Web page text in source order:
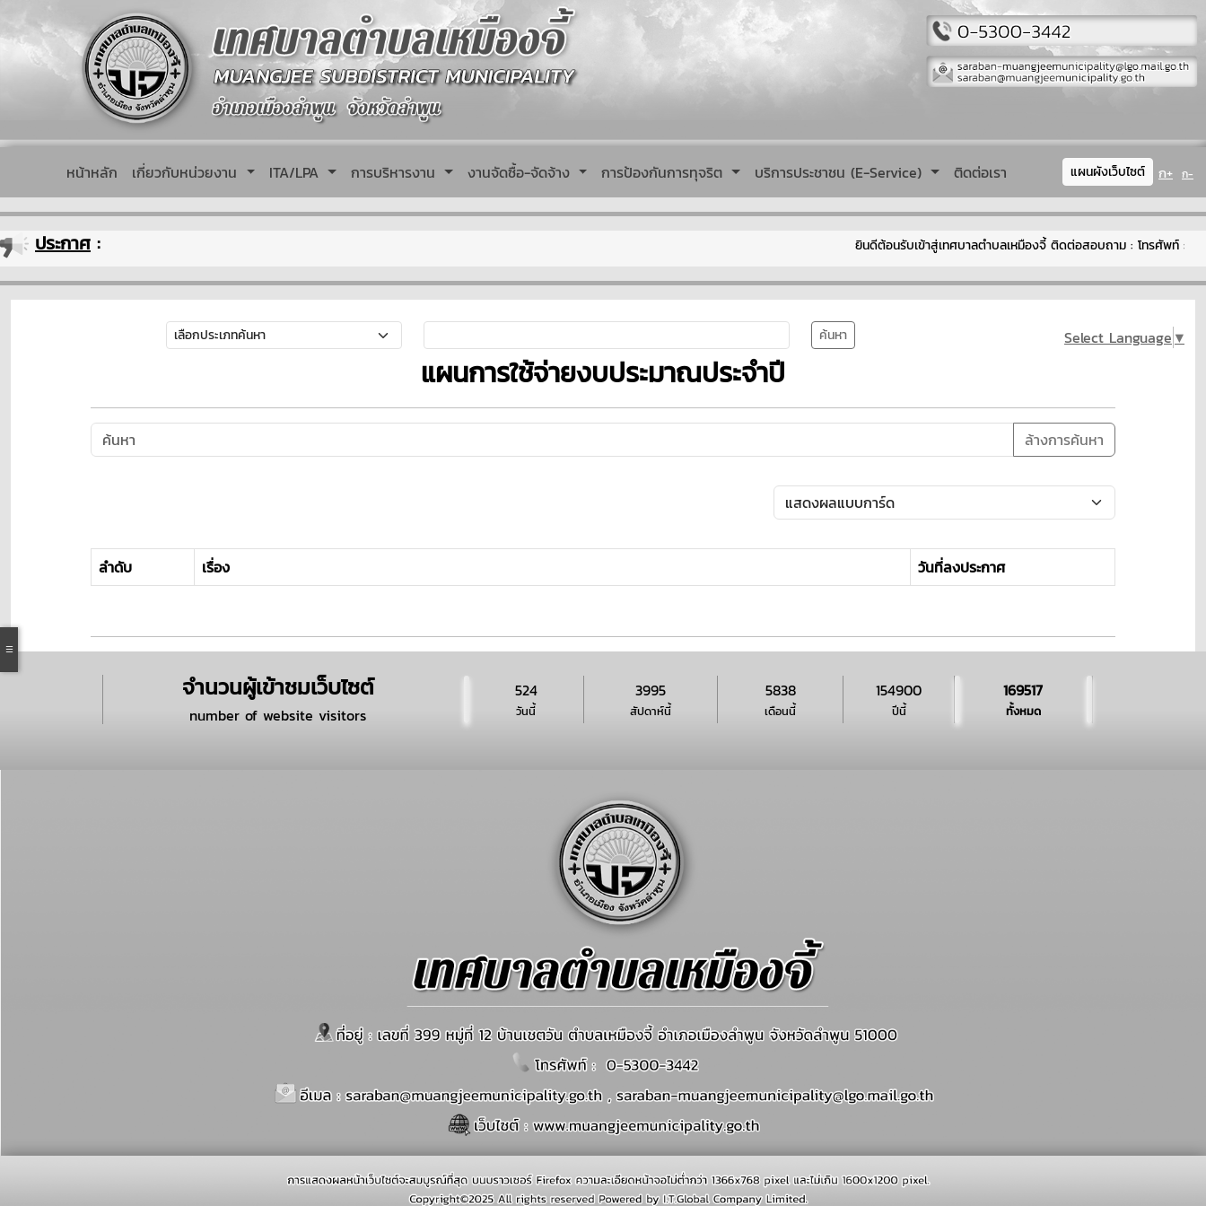
หน้าหลัก เกี่ยวกับหน่วยงาน ITA/LPA การบริหารงาน งานจัดซื้อ-จัดจ้าง การป้องกันการทุจริต บริการประชาชน (E-Service) ติดต่อเรา แผนผังเว็บไซต์ ก+ ก-
ประกาศ : ยินดีต้อนรับเข้าสู่เทศบาลตำบลเหมืองจี้ ติดต่อสอบถาม : โทรศัพท์ : 0-
ค้นหา Select Language ▼
แผนการใช้จ่ายงบประมาณประจำปี
ล้างการค้นหา
ลำดับ เรื่อง วันที่ลงประกาศ
จำนวนผู้เข้าชมเว็บไซต์
number of website visitors วันนี้
524
สัปดาห์นี้
3995
เดือนนี้
5838
ปีนี้
154900
ทั้งหมด
169517